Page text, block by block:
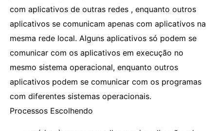
com aplicativos de outras redes , enquanto outros
aplicativos se comunicam apenas com aplicativos na
mesma rede local. Alguns aplicativos só podem se
comunicar com os aplicativos em execução no
mesmo sistema operacional, enquanto outros
aplicativos podem se comunicar com os programas
com diferentes sistemas operacionais.
Processos Escolhendo